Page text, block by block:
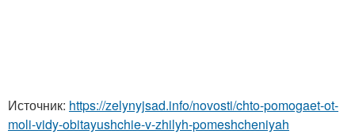
Источник: https://zelynyjsad.info/novosti/chto-pomogaet-ot-
moli-vidy-obitayushchie-v-zhilyh-pomeshcheniyah